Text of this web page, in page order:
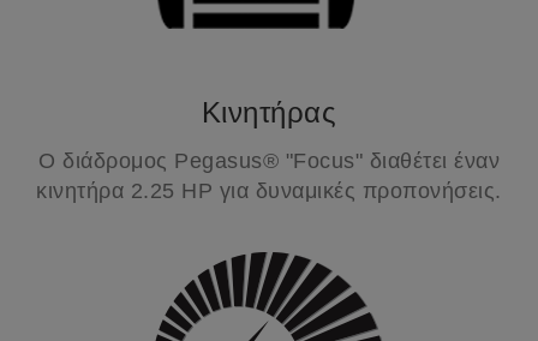
Κινητήρας
Ο διάδρομος Pegasus® "Focus" διαθέτει έναν
κινητήρα 2.25 HP για δυναμικές προπονήσεις.